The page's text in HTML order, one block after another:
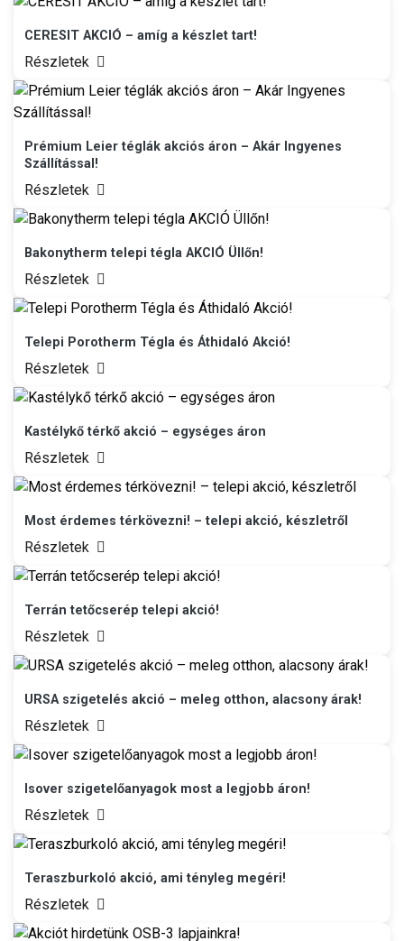
CERESIT AKCIÓ – amíg a készlet tart!
Részletek
Prémium Leier téglák akciós áron – Akár Ingyenes
Szállítással!
Részletek
Bakonytherm telepi tégla AKCIÓ Üllőn!
Részletek
Telepi Porotherm Tégla és Áthidaló Akció!
Részletek
Kastélykő térkő akció – egységes áron
Részletek
Most érdemes térkövezni! – telepi akció, készletről
Részletek
Terrán tetőcserép telepi akció!
Részletek
URSA szigetelés akció – meleg otthon, alacsony árak!
Részletek
Isover szigetelőanyagok most a legjobb áron!
Részletek
Teraszburkoló akció, ami tényleg megéri!
Részletek